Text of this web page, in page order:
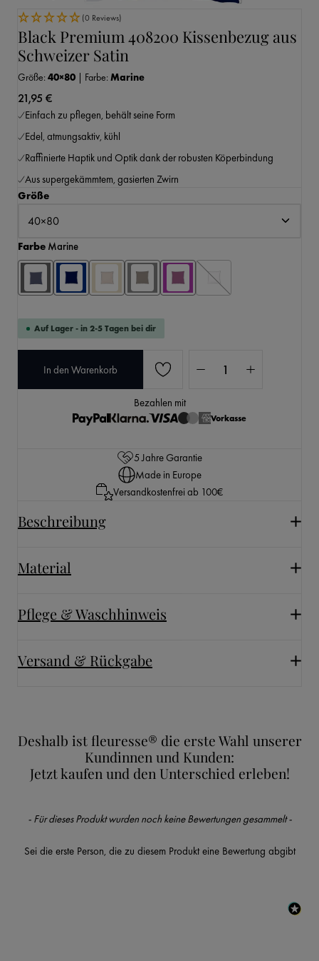
(0 Reviews)
Black Premium 408200 Kissenbezug aus
Schweizer Satin
Größe: 40×80 | Farbe: Marine
21,95 €
Einfach zu pflegen, behält seine Form
Edel, atmungsaktiv, kühl
Raffinierte Haptik und Optik dank der robusten Köperbindung
Aus supergekämmtem, gasierten Zwirn
Größeauswählen
Farbeauswählen
Marine
Auf Lager - in 2-5 Tagen bei dir
In den Warenkorb
Bezahlen mit
Vorkasse
5 Jahre Garantie
Made in Europe
Versandkostenfrei ab 100€
Beschreibung
Material
Pflege & Waschhinweis
Versand & Rückgabe
Deshalb ist fleuresse® die erste Wahl unserer
Kundinnen und Kunden:
Jetzt kaufen und den Unterschied erleben!
- Für dieses Produkt wurden noch keine Bewertungen gesammelt -
Sei die erste Person, die zu diesem Produkt eine Bewertung abgibt
New content loaded